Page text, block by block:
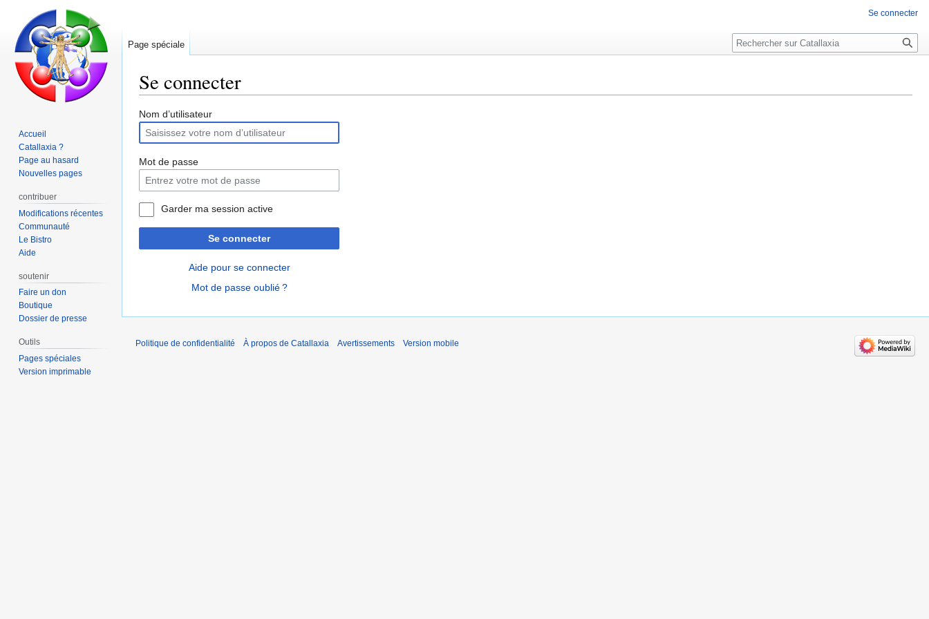
Se connecter
Aller
la
navigation
Aller
la
recherche
Nom d’utilisateur
Mot de passe
Garder ma session active
Se connecter
Aide pour se connecter
Mot de passe oublié ?
Se connecter
Page spéciale Rechercher
Accueil
Catallaxia ?
Page au hasard
Nouvelles pages
contribuer
Modifications récentes
Communauté
Le Bistro
Aide
soutenir
Faire un don
Boutique
Dossier de presse
Outils
Pages spéciales
Version imprimable
Politique de confidentialité À propos de Catallaxia Avertissements Version mobile